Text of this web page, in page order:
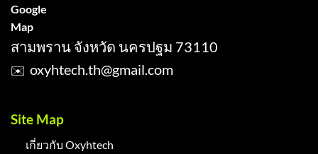
สามพราน จังหวัด นครปฐม 73110
✉️ oxyhtech.th@gmail.com
Site Map
เกี่ยวกับ Oxyhtech